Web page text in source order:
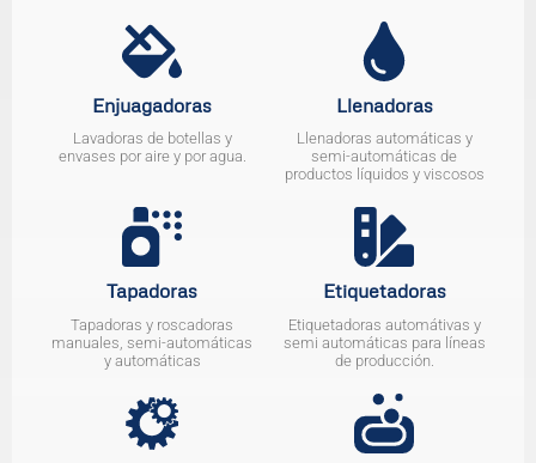
Enjuagadoras
Lavadoras de botellas y
envases por aire y por agua.
Llenadoras
Llenadoras automáticas y
semi-automáticas de
productos líquidos y viscosos
Tapadoras
Tapadoras y roscadoras
manuales, semi-automáticas
y automáticas
Etiquetadoras
Etiquetadoras automátivas y
semi automáticas para líneas
de producción.